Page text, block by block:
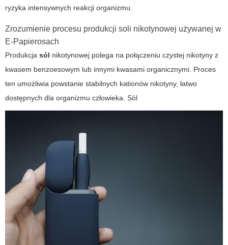
ryzyka intensywnych reakcji organizmu.
Zrozumienie procesu produkcji soli nikotynowej używanej w
E-Papierosach
Produkcja sól nikotynowej polega na połączeniu czystej nikotyny z
kwasem benzoesowym lub innymi kwasami organicznymi. Proces
ten umożliwia powstanie stabilnych kationów nikotyny, łatwo
dostępnych dla organizmu człowieka. Sól